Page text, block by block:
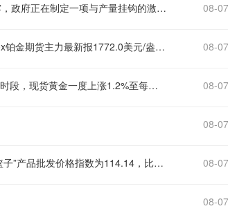
【印度拟推多晶硅制造激励计划，加速太阳能供应链本土化】 (1) 印度清洁能源部门官员透露，政府正在制定一项与产量挂钩的激励计划，旨在促进国内多晶硅生产。 (2) 该计划是印度推动制造业向太阳能供应链上游延伸的一部分，旨在降低进口依赖并支撑其到2030年实现500吉瓦非化石燃料发电能力的目标。新计划预计覆盖超过10吉瓦的产能，但具体财政激励规模尚未披露。 (3) 印度正着力打造涵盖组件、电池、晶圆、锭材和多晶硅的全产业链制造生态系统。目前印度已建成超200吉瓦的太阳能板产能和超32吉瓦的电池产能，预计未来一年还将新增约100吉瓦的电池产能。 08-
现货铂金刚刚突破1760.00美元/盎司关口，最新报1760.40美元/盎司，日内涨2.19%； Nymex铂金期货主力最新报1772.0美元/盎司，日内涨1.96%； 08-
【金价再度逼近4300关口，本周有望创一月以来最佳，关注非农数据指引】 1. 周五亚洲交易时段，现货黄金一度上涨1.2%至每盎司4291美元，逼近周三创下的一个半月高点4303.9美元。本周迄今金价累计上涨近6%，有望录得自1月以来的最大单周涨幅。 2. 地缘政治方面信号混杂。美国总统特朗普表示相信与伊朗的战争“很快结束”，但沙特官员警告伊拉克民兵与也门胡塞武装正协调对沙特发动袭击，增加了地区冲突扩大的风险。同时，伊朗正在审查一项霍尔木兹海峡管理框架协议，拟禁止美国、以色列及敌对船只通行，削弱了外交解决冲突的希望。胡塞武装声称对亚丁湾一艘沙特油轮发动袭击，重新引发能源供应担忧，支撑油价并加剧通胀预期。 3. 这可能迫使全球央行维持鹰派立场，从而压制无息资产黄金。据芝商所FedWatch工具，市场定价美联储年底前加息的概率仍超过80%，为美元提供支撑，限制了金价的上行空间。 4. 市场焦点正转向今日公布的美国7月非农就业报告。华侨银行分析师指出，短期动能有所改善，但即将公布的就业数据将是检验收益率、美元走势及金价突破能否持续的关键。技术面上，阻力位于4333美元和4393美元，支撑位于4160美元和4077美元，短期偏向建设性，但可持续性将取决于美国数据表现 08-
08-
据农业农村部监测，8月7日“农产品批发价格200指数”为113.92，比昨天上升0.26个点，“菜篮子”产品批发价格指数为114.14，比昨天上升0.31个点。 08-
08-